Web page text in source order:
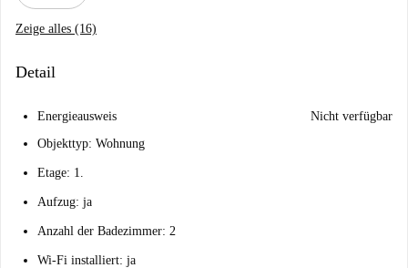
Zeige alles (16)
Detail
Energieausweis
Nicht verfügbar
Objekttyp: Wohnung
Etage: 1.
Aufzug: ja
Anzahl der Badezimmer: 2
Wi-Fi installiert: ja